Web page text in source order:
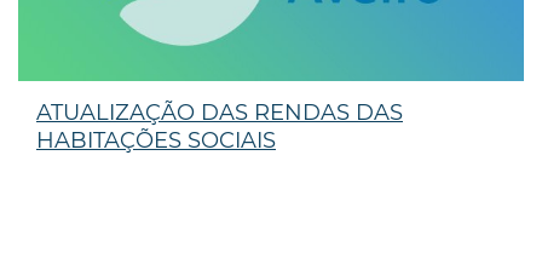
ATUALIZAÇÃO DAS RENDAS DAS
HABITAÇÕES SOCIAIS